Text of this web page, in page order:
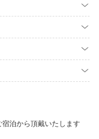
泊から頂戴いたします